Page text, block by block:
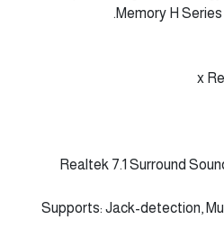
Memory H
Realtek 7.1 Surround
- Supports: Jack-detection,